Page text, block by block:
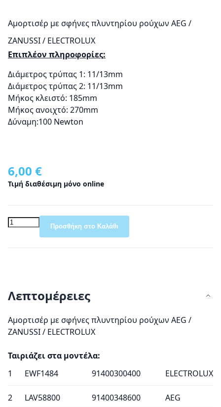
Αμορτισέρ με σφήνες πλυντηρίου ρούχων AEG /
ZANUSSI / ELECTROLUX
Επιπλέον πληροφορίες
Διάμετρος τρύπας 1: 11/13mm
Διάμετρος τρύπας 2: 11/13mm
Μήκος κλειστό: 185mm
Μήκος ανοιχτό: 270mm
Δύναμη:100 Νewton
6,00 €
Τιμή διαθέσιμη μόνο online
Προσθήκη στο Καλάθι
Λεπτομέρειες
Αμορτισέρ με σφήνες πλυντηρίου ρούχων AEG /
ZANUSSI / ELECTROLUX
Ταιριάζει στα μοντέλα:
1
EWF1484 91400300400 ELECTROLUX
2 LAV58800 91400348600 AEG